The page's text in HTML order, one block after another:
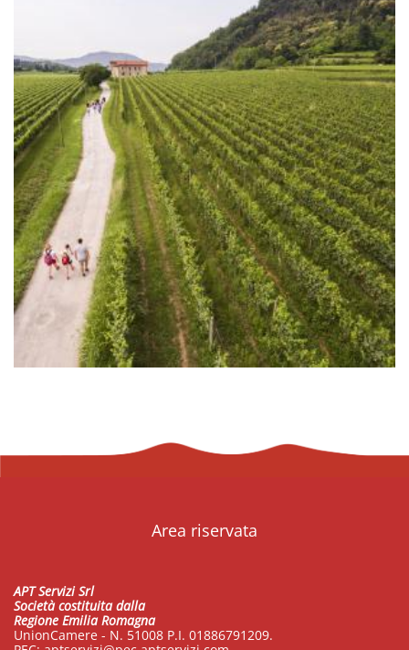
APT Servizi Srl
Società costituita dalla
Regione Emilia Romagna
UnionCamere - N. 51008 P.I. 01886791209.
Area riservata